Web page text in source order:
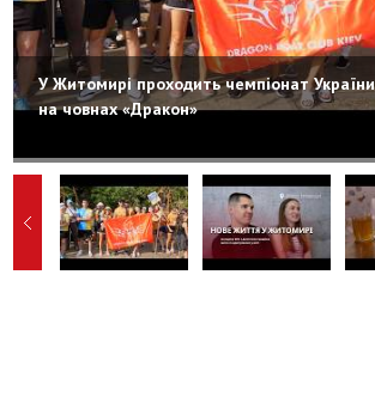
У Житомирі проходить чемпіонат
на човнах «Дракон»